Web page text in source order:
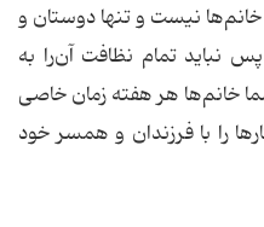
نیست و تنها دوستان و
نباید تمام نظافت آن‌را به
خانم‌ها هر هفته زمان خاصی
را با فرزندان و همسر خود